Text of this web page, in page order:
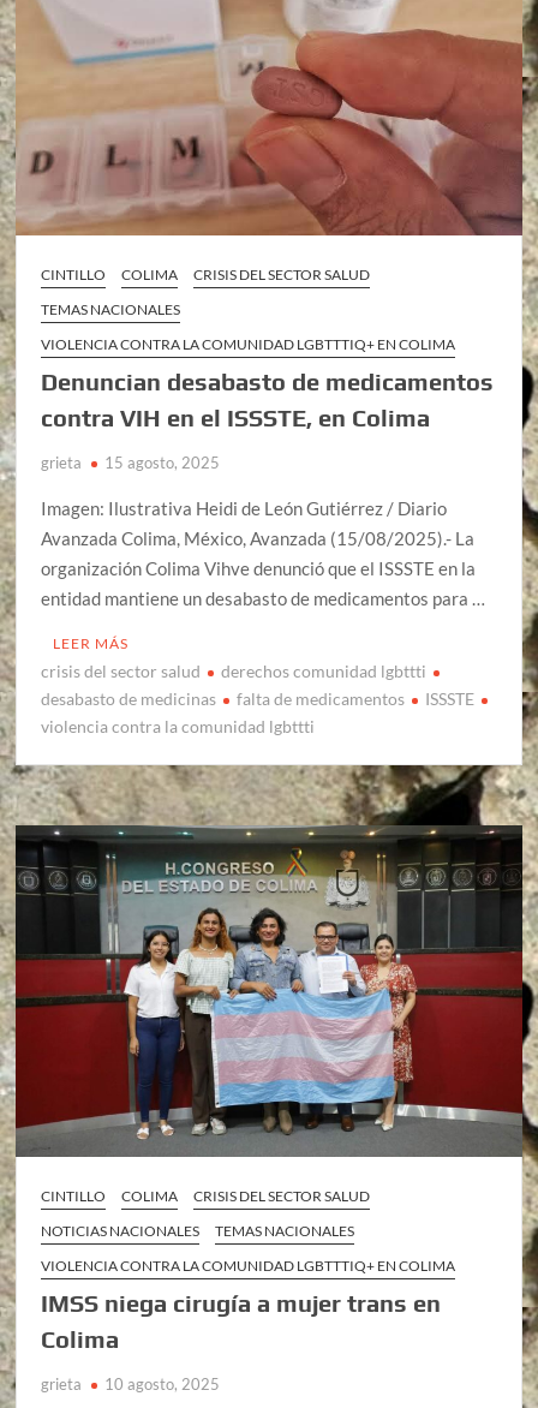
CINTILLO COLIMA
CRISIS DEL SECTOR SALUD
TEMAS NACIONALES
VIOLENCIA CONTRA LA COMUNIDAD LGBTTTIQ+ EN COLIMA
Denuncian desabasto de medicamentos
contra VIH en el ISSSTE, en Colima
grieta 15 agosto, 2025
Imagen: Ilustrativa Heidi de León Gutiérrez / Diario
Avanzada Colima, México, Avanzada (15/08/2025).- La
organización Colima Vihve denunció que el ISSSTE en la
entidad mantiene un desabasto de medicamentos para …
LEER MÁS
crisis del sector salud
derechos comunidad lgbttti
desabasto de medicinas
falta de medicamentos
ISSSTE
violencia contra la comunidad lgbttti
CINTILLO COLIMA
CRISIS DEL SECTOR SALUD
NOTICIAS NACIONALES
TEMAS NACIONALES
VIOLENCIA CONTRA LA COMUNIDAD LGBTTTIQ+ EN COLIMA
IMSS niega cirugía a mujer trans en
Colima
grieta 10 agosto, 2025